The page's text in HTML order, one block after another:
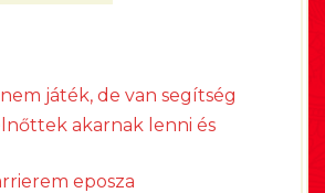
játék, de van segítség
akarnak lenni és
eposza